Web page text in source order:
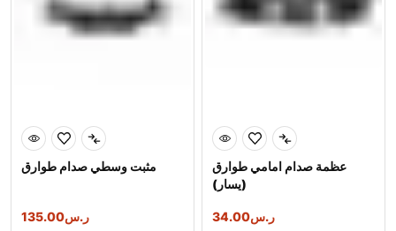
مثبت وسطي صدام طوارق
ر.س135.00
عظمة صدام امامي طوارق
(يسار)
ر.س34.00